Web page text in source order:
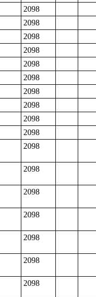
2098
2098
2098
2098
2098
2098
2098
2098
2098
2098
2098
2098
2098
2098
2098
2098
2098